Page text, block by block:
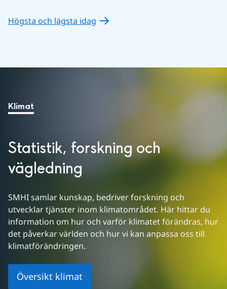
Högsta och lägsta idag
Klimat
Statistik, forskning och
vägledning
SMHI samlar kunskap, bedriver forskning och
utvecklar tjänster inom klimatområdet. Här hittar du
information om hur och varför klimatet förändras, hur
det påverkar världen och hur vi kan anpassa oss till
klimatförändringen.
Översikt klimat